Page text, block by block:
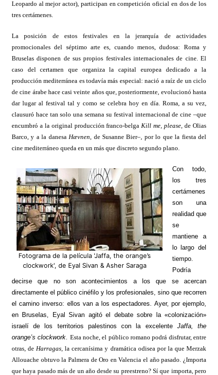
Leopardo al mejor actor), participan en competición oficial en dos de los
tres certámenes.
La posición de estos festivales en la jerarquía de actividades
promocionales del séptimo arte es, cuando menos, dudosa: Roma y
Bruselas disponen de sus propios festivales internacionales de cine. El
caso del certamen que organiza la capital europea dedicado a la
producción mediterránea es todavía más especial: nació a raíz de un ciclo
de cine árabe hace casi veinte años que, posteriormente, evolucionó hasta
dar lugar al festival tal y como se celebra hoy en día. Roma, a su vez,
clausuró hace tan solo una semana su festival internacional de cine –que
encumbró a la original producción franco-belgaKill me, please, de Olias
Barco, y a la danesaHævnen, de Susanne Bier–, por lo que la fiesta del
cine mediterráneo queda en un más que discreto segundo plano.
Fotograma de la película 'Jaffa, the orange’s
clockwork', de Eyal Sivan & Asher Saraga
Con todo,
los tres
certámenes
son una
realidad que
se
mantiene a
lo largo del
tiempo.
Podría
decirse que no son acontecimientos a los que se acercan
directamente el público cinéfilo y los profesionales, sino que recorren
el camino inverso: ellos van a los espectadores. Ayer, por ejemplo,
en Bruselas, Eyal Sivan agitó el debate sobre la «colonización»
israelí de los territorios palestinos con la excelente Jaffa, the
orange’s clockwork. Esta noche, el público romano podrá disfrutar, entre
otras, deHarragas, la cercanísima y dramática odisea por la que Merzak
Allouache obtuvo la Palmera de Oro en Valencia el año pasado. ¿Importa
que haya pasado más de un año desde su preestreno? Sí que importa, pero